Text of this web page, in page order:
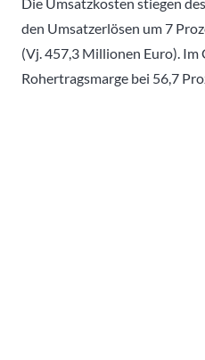
den Umsatzerlösen um 7
(Vj. 457,3 Millionen Euro). Im
Rohertragsmarge bei 56,7